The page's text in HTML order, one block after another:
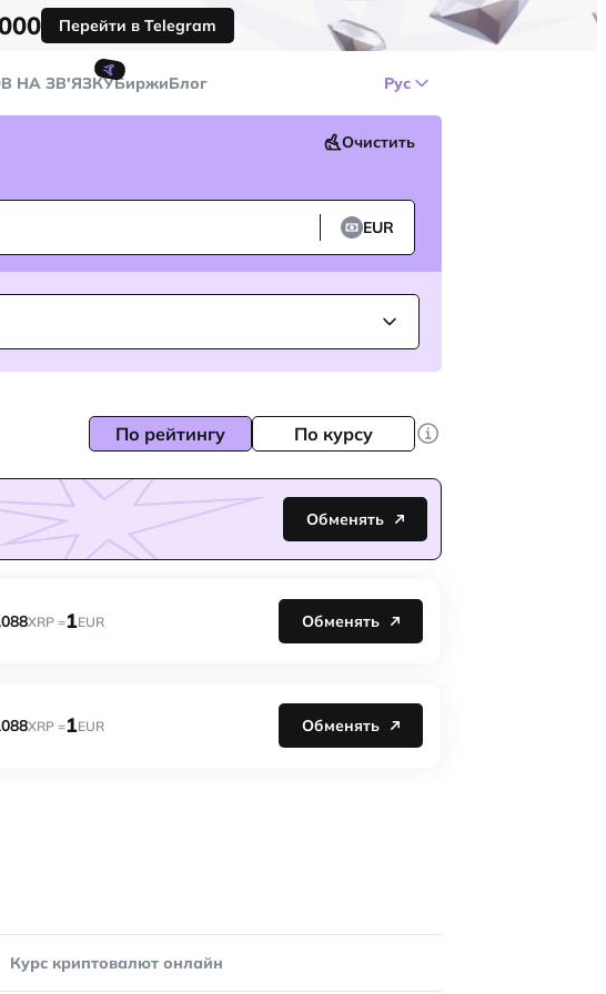
Перейти в Telegram
🤙
НА ЗВ'ЯЗКУБиржиБлог Рус
Очистить
EUR
По рейтингу По курсу
Обменять
XRP =1EUR Обменять
XRP =1EUR Обменять
Курс криптовалют онлайн